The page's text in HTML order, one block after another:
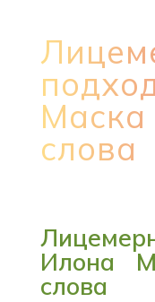
Маска
слова
Илона
слова